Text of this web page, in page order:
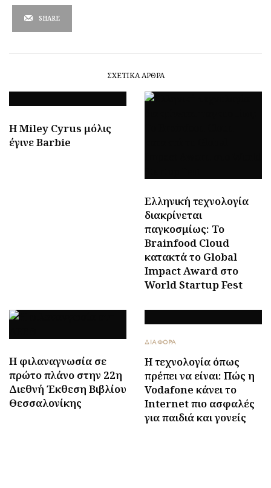
SHARE
ΣΧΕΤΙΚΆ ΆΡΘΡΑ
H Miley Cyrus μόλις
έγινε Barbie
Ελληνική τεχνολογία
διακρίνεται
παγκοσμίως: Το
Brainfood Cloud
κατακτά το Global
Impact Award στο
World Startup Fest
Η φιλαναγνωσία σε
πρώτο πλάνο στην 22η
Διεθνή Έκθεση Βιβλίου
Θεσσαλονίκης
ΔΙΑΦΟΡΑ
Η τεχνολογία όπως
πρέπει να είναι: Πώς η
Vodafone κάνει το
Internet πιο ασφαλές
για παιδιά και γονείς